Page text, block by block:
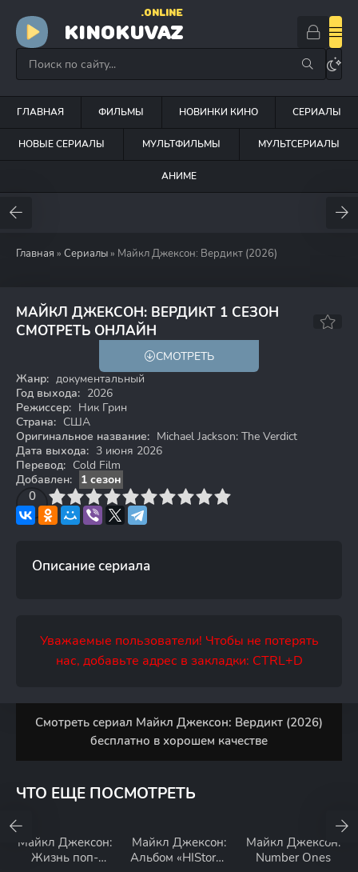
KINOKUVAZ
.ONLINE
ГЛАВНАЯ ФИЛЬМЫ НОВИНКИ КИНО СЕРИАЛЫ
НОВЫЕ СЕРИАЛЫ МУЛЬТФИЛЬМЫ МУЛЬТСЕРИАЛЫ
АНИМЕ
Главная » Сериалы » Майкл Джексон: Вердикт (2026)
МАЙКЛ ДЖЕКСОН: ВЕРДИКТ 1 СЕЗОН
СМОТРЕТЬ ОНЛАЙН
СМОТРЕТЬ
Жанр: документальный
Год выхода: 2026
Режиссер: Ник Грин
Страна: США
Оригинальное название: Michael Jackson: The Verdict
Дата выхода: 3 июня 2026
Перевод: Cold Film
Добавлен:
1 сезон
0
4 6 7 8 9 10
Описание сериала
Уважаемые пользователи! Чтобы не потерять
нас, добавьте адрес в закладки: CTRL+D
Смотреть сериал Майкл Джексон: Вердикт (2026)
бесплатно в хорошем качестве
ЧТО ЕЩЕ ПОСМОТРЕТЬ
Майкл Джексон:
Жизнь поп-
Майкл Джексон:
Альбом «HIStory»
Майкл Джексон:
Number Ones